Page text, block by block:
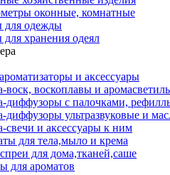
оконные, комнатные
для одежды
хранения одеял
и аксессуары
воск, воскоплавы и
диффузоры с палочками,
диффузоры ультразвуковые и
свечи и аксессуары к ним
для тела,мыло и крема
для дома,тканей,саше
для ароматов